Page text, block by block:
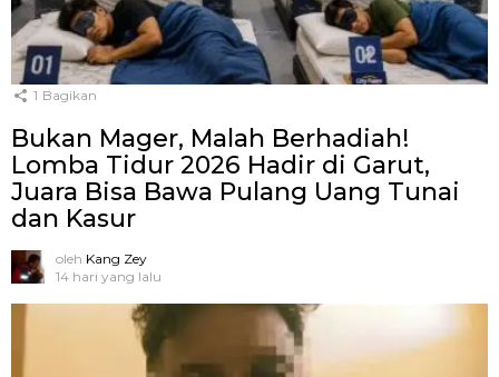
1 Bagikan
Bukan Mager, Malah Berhadiah!
Lomba Tidur 2026 Hadir di Garut,
Juara Bisa Bawa Pulang Uang Tunai
dan Kasur
oleh Kang Zey
14 hari yang lalu